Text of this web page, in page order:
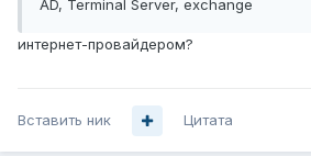
AD, Terminal Server, exchange
интернет-провайдером?
Вставить ник Цитата